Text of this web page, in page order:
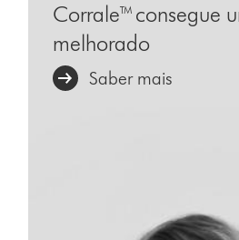
Corrale™ consegue
melhorado
Saber mais